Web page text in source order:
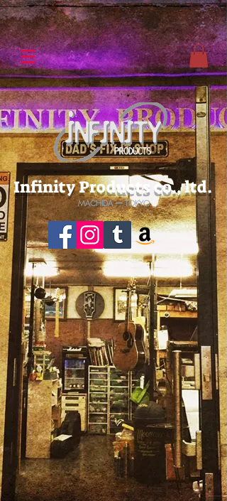
Infinity Products co., ltd.
MACHIDA ー TOKYO